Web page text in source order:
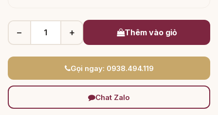
− + Thêm vào giỏ
Gọi ngay: 0938.494.119
Chat Zalo